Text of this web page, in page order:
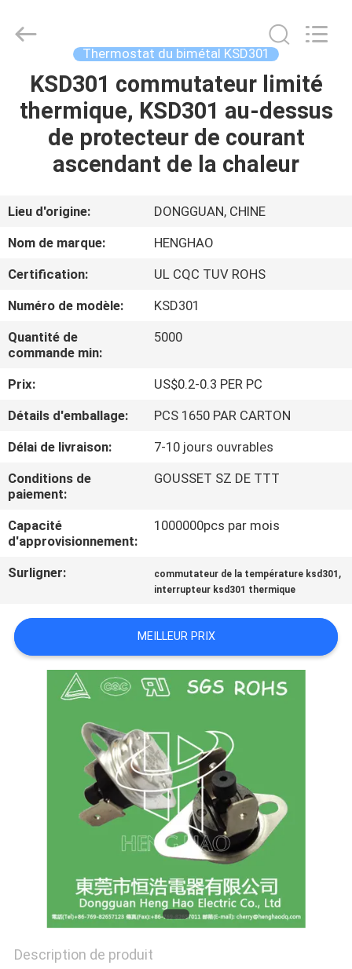
APERÇU
PRODUITS
SHOW
PROPOS
DE
NOUS
VISITE
D'USINE
CONTRÔLE
DE
LA
QUALITÉ
NOUVELLES
PRIVACY
POLICY
Hao
Electric
Reserved.
Thermostat du bimétal KSD301
KSD301 commutateur limité
thermique, KSD301 au-dessus
de protecteur de courant
ascendant de la chaleur
Lieu d'origine:
DONGGUAN, CHINE
Nom de marque:
HENGHAO
Certification:
UL CQC TUV ROHS
Numéro de modèle:
KSD301
Quantité de
commande min:
5000
Prix:
US$0.2-0.3 PER PC
Détails d'emballage:
PCS 1650 PAR CARTON
Délai de livraison:
7-10 jours ouvrables
Conditions de
paiement:
GOUSSET SZ DE TTT
Capacité
d'approvisionnement:
1000000pcs par mois
Surligner: commutateur de la température ksd301 ,
interrupteur ksd301 thermique
MEILLEUR PRIX
Description de produit